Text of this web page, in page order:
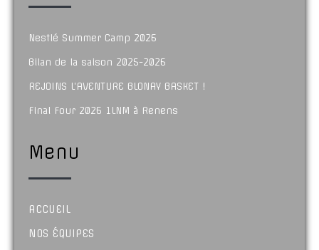
Nestlé Summer Camp 2026
Bilan de la saison 2025-2026
REJOINS L’AVENTURE BLONAY BASKET !
Final Four 2026 1LNM à Renens
Menu
ACCUEIL
NOS ÉQUIPES